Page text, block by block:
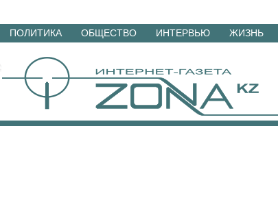
Перейти
материалам
ПОЛИТИКА ОБЩЕСТВО ИНТЕРВЬЮ ЖИЗНЬ